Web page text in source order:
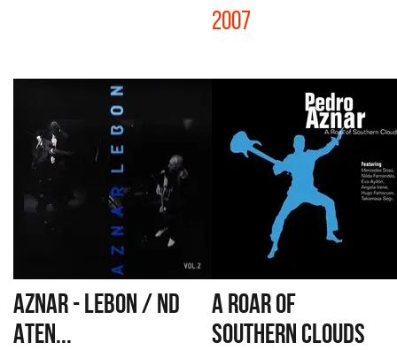
2007
AZNAR - LEBON / ND
ATEN...
A ROAR OF
SOUTHERN CLOUDS